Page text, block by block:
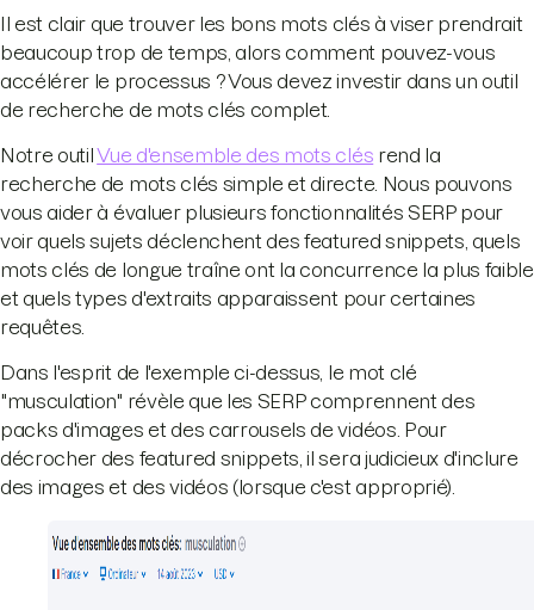
Il est clair que trouver les bons mots clés à viser prendrait
beaucoup trop de temps, alors comment pouvez-vous
accélérer le processus ? Vous devez investir dans un outil
de recherche de mots clés complet.
Notre outilVue d'ensemble des mots clés rend la
recherche de mots clés simple et directe. Nous pouvons
vous aider à évaluer plusieurs fonctionnalités SERP pour
voir quels sujets déclenchent des featured snippets, quels
mots clés de longue traîne ont la concurrence la plus faible
et quels types d'extraits apparaissent pour certaines
requêtes.
Dans l'esprit de l'exemple ci-dessus, le mot clé
"musculation" révèle que les SERP comprennent des
packs d'images et des carrousels de vidéos. Pour
décrocher des featured snippets, il sera judicieux d'inclure
des images et des vidéos (lorsque c'est approprié).